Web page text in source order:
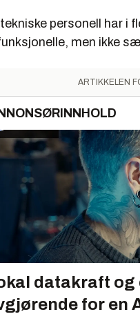
personell har i
men ikke
ARTIKKELEN
datakraft og
for en